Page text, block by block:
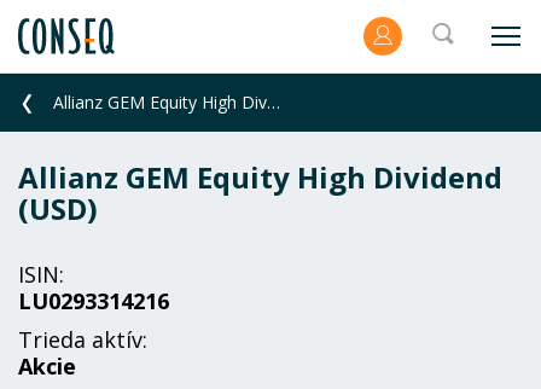
Allianz GEM Equity High Dividend (USD)
Allianz GEM Equity High Dividend
(USD)
ISIN:
LU0293314216
Trieda aktív:
Akcie